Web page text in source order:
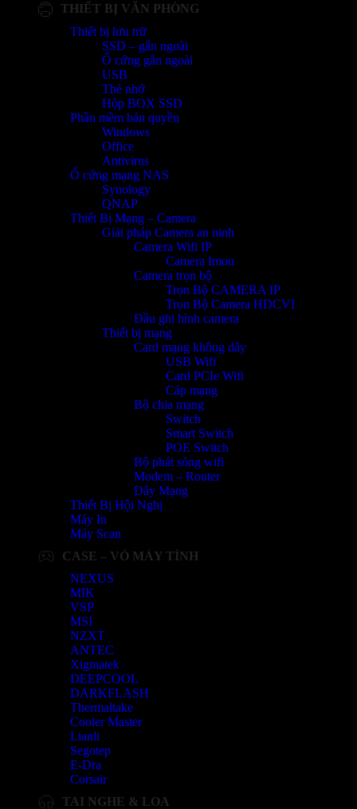
THIẾT BỊ VĂN PHÒNG
Thiết bị lưu trữ
SSD – gắn ngoài
Ổ cứng gắn ngoài
USB
Thẻ nhớ
Hộp BOX SSD
Phần mềm bản quyền
Windows
Office
Antivirus
Ổ cứng mạng NAS
Synology
QNAP
Thiết Bị Mạng – Camera
Giải pháp Camera an ninh
Camera Wifi IP
Camera Imou
Camera trọn bộ
Trọn Bộ CAMERA IP
Trọn Bộ Camera HDCVI
Đầu ghi hình camera
Thiết bị mạng
Card mạng không dây
USB Wifi
Card PCIe Wifi
Cáp mạng
Bộ chia mạng
Switch
Smart Switch
POE Switch
Bộ phát sóng wifi
Modem – Router
Dây Mạng
Thiết Bị Hội Nghị
Máy In
Máy Scan
CASE – VỎ MÁY TÍNH
NEXUS
MIK
VSP
MSI
NZXT
ANTEC
Xigmatek
DEEPCOOL
DARKFLASH
Thermaltake
Cooler Master
Lianli
Segotep
E-Dra
Corsair
TAI NGHE & LOA